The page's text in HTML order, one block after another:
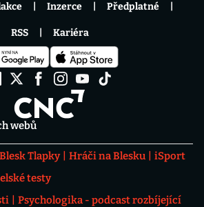
webů
Blesk Tlapky Hráči na Blesku
iSport
testy
Psychologika - podcast rozbíjející
Inzerce Předplatné
RSS Kariéra